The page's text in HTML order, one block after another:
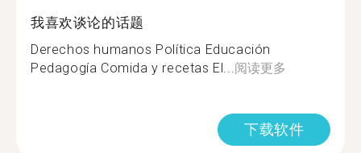
我喜欢谈论的话题
Derechos humanos Política Educación
Pedagogía Comida y recetas El...阅读更多
下载软件